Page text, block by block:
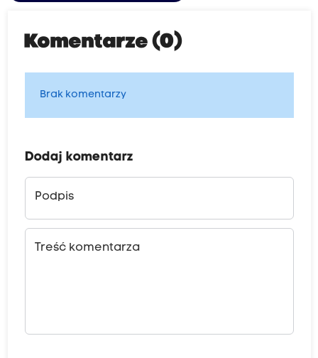
Komentarze (0)
Brak komentarzy
Dodaj komentarz
Podpis
Treść komentarza